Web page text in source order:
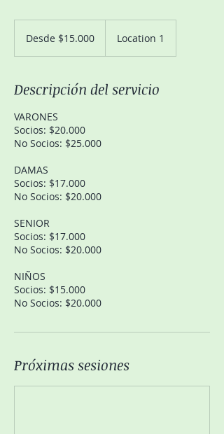
Desde $15.000 Location 1
Descripción del servicio
VARONES
Socios: $20.000
No Socios: $25.000
DAMAS
Socios: $17.000
No Socios: $20.000
SENIOR
Socios: $17.000
No Socios: $20.000
NIÑOS
Socios: $15.000
No Socios: $20.000
Próximas sesiones